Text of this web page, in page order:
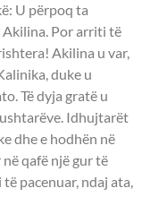
U përpoq ta
Akilina. Por arriti të
Akilina u var,
duke u
Të dyja gratë u
Idhujtarët
dhe e hodhën në
qafë një gur të
pacenuar, ndaj ata,